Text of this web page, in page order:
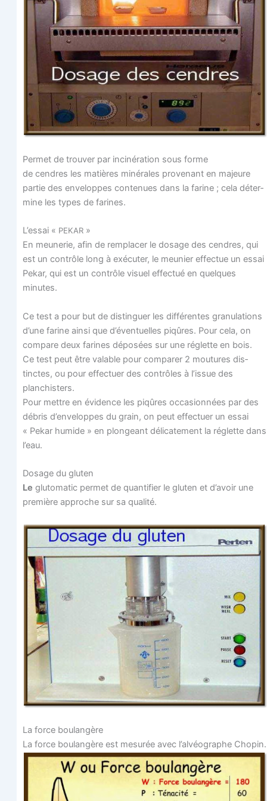
Per­met de trou­ver par inci­né­ra­tion sous forme
de cendres les matières miné­rales pro­ve­nant en majeure
par­tie des enve­loppes conte­nues dans la farine ; cela déter­
mine les types de farines.
L’essai « PEKAR»
En meu­ne­rie, afin de rem­pla­cer le dosage des cendres, qui
est un contrôle long à exé­cu­ter, le meu­nier effec­tue un essai
Pekar, qui est un contrôle visuel effec­tué en quelques
minutes.
Ce test a pour but de dis­tin­guer les dif­fé­rentes gra­nu­la­tions
d’une farine ain­si que d’éventuelles piqûres. Pour cela, on
com­pare deux farines dépo­sées sur une réglette en bois.
Ce test peut être valable pour com­pa­rer 2 mou­tures dis­
tinctes, ou pour effec­tuer des contrôles à l’issue des
planchisters.
Pour mettre en évi­dence les piqûres occa­sion­nées par des
débris d’enveloppes du grain, on peut effec­tuer un essai
« Pekar humide » en plon­geant déli­ca­te­ment la réglette dans
l’eau.
Dosage du gluten
Le glu­to­ma­tic per­met de quan­ti­fier le glu­ten et d’avoir une
pre­mière approche sur sa qualité.
La force boulangère
La force bou­lan­gère est mesu­rée avec l’alvéographe Chopin.